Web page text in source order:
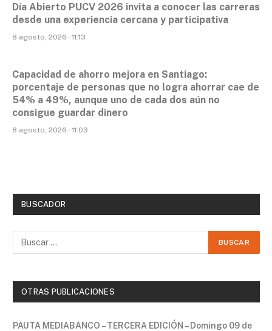
Día Abierto PUCV 2026 invita a conocer las carreras
desde una experiencia cercana y participativa
8 agosto, 2026 - 11:13
Capacidad de ahorro mejora en Santiago:
porcentaje de personas que no logra ahorrar cae de
54% a 49%, aunque uno de cada dos aún no
consigue guardar dinero
8 agosto, 2026 - 11:03
BUSCADOR
OTRAS PUBLICACIONES
PAUTA MEDIABANCO – TERCERA EDICIÓN – Domingo 09 de